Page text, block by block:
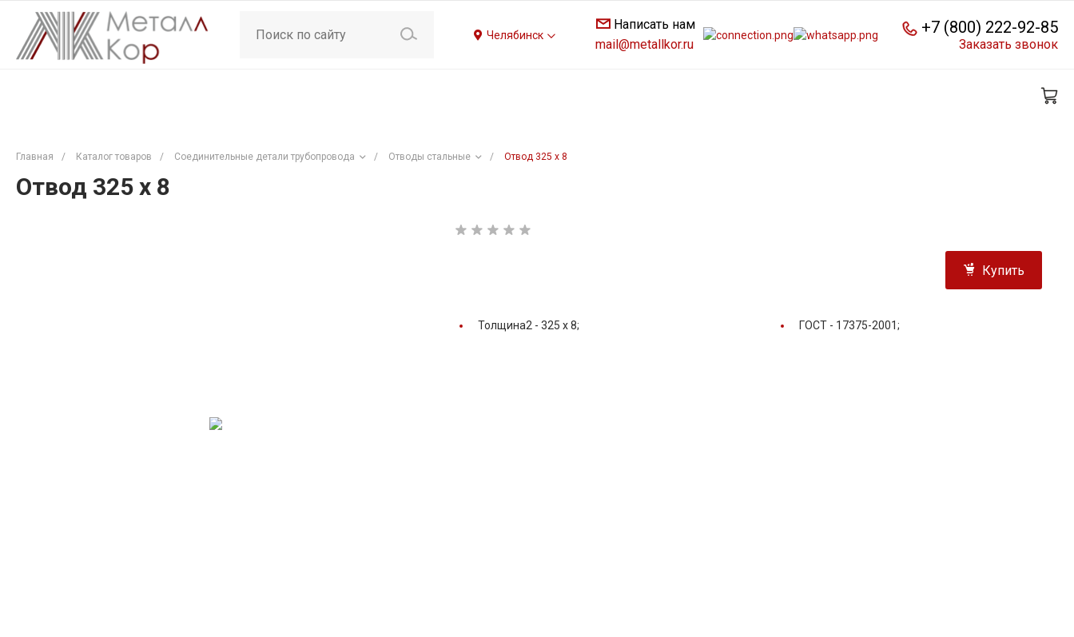
Челябинск
Написать нам
mail@metallkor.ru
+7 (800) 222-92-85
Заказать звонок
Главная / Каталог товаров / Соединительные детали трубопровода / Отводы стальные / Отвод 325 х 8
Отвод 325 х 8
Купить
Толщина2 - 325 x 8; ГОСТ - 17375-2001;